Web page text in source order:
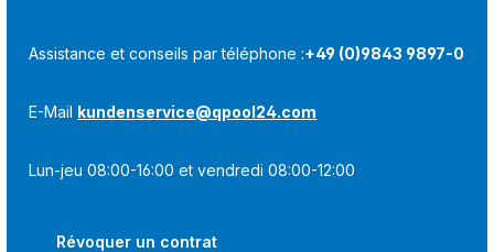
Assistance et conseils par téléphone :+49 (0)9843 9897-0
E-Mail kundenservice@qpool24.com
Lun-jeu 08:00-16:00 et vendredi 08:00-12:00
Révoquer un contrat